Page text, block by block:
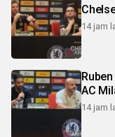
14 jam
AC
14 jam